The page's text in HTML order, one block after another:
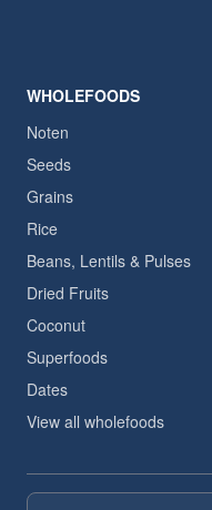
WHOLEFOODS
Noten
Seeds
Grains
Rice
Beans, Lentils & Pulses
Dried Fruits
Coconut
Superfoods
Dates
View all wholefoods